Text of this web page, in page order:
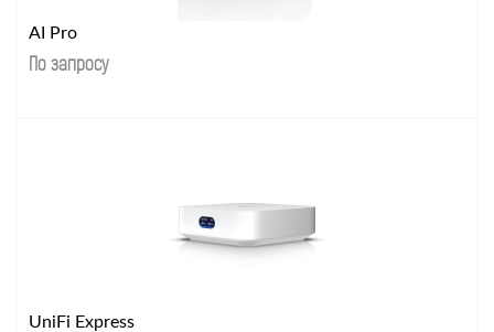
AI Pro
По запросу
UniFi Express